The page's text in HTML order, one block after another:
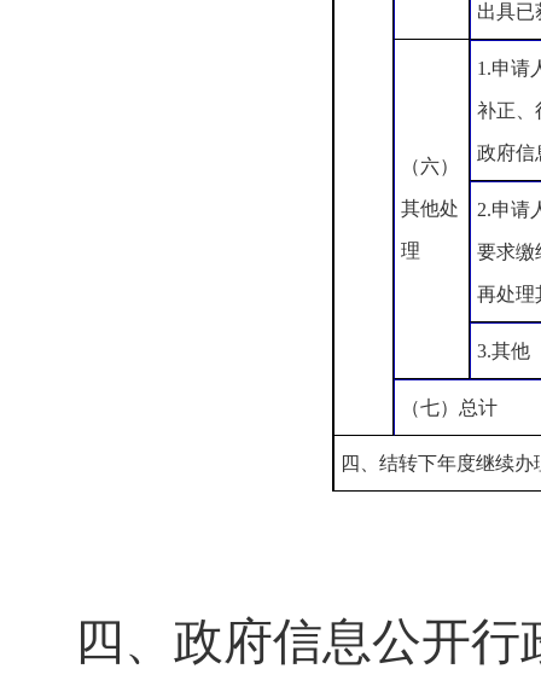
出具已
（六）
其他处
理
1.申请
补正、
政府信
2.申请
要求缴
再处理
3.其他
（七）总计
四、结转下年度继续办
四、政府信息公开